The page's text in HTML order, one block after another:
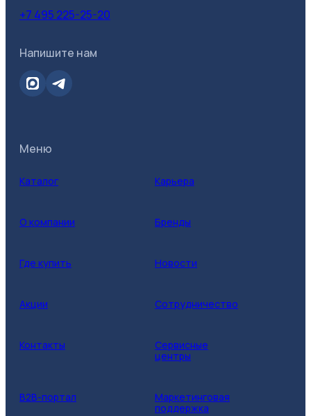
+7 495 225-25-20
Напишите нам
Меню
Каталог Карьера
О компании Бренды
Где купить Новости
Акции Сотрудничество
Контакты
Сервисные
центры
B2B-портал
Маркетинговая
поддержка